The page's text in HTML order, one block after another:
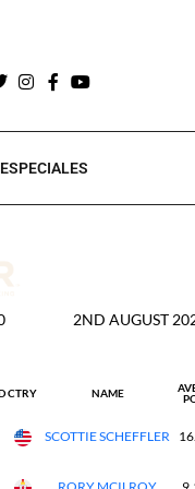
ESPECIALES